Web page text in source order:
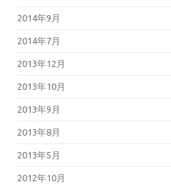
2014年9月
2014年7月
2013年12月
2013年10月
2013年9月
2013年8月
2013年5月
2012年10月